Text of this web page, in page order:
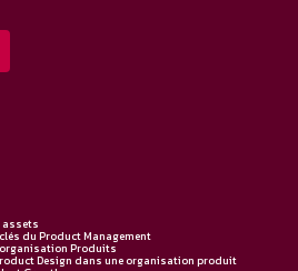
assets
du Product Management
Produits
Design dans une organisation produit